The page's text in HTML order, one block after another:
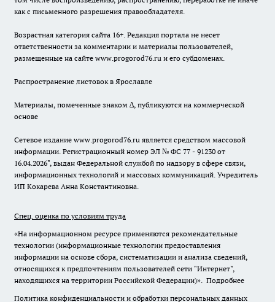
как с письменного разрешения правообладателя.
Возрастная категория сайта 16+. Редакция портала не несет
ответственности за комментарии и материалы пользователей,
размещенные на сайте www.progorod76.ru и его субдоменах.
Распространение листовок в Ярославле
Материалы, помеченные знаком ∆, публикуются на коммерческой
основе
Сетевое издание www.progorod76.ru является средством массовой
информации. Регистрационный номер ЭЛ № ФС 77 - 91230 от
16.04.2026", выдан Федеральной службой по надзору в сфере связи,
информационных технологий и массовых коммуникаций. Учредитель
ИП Кокарева Анна Константиновна.
Спец. оценка по условиям труда
«На информационном ресурсе применяются рекомендательные
технологии (информационные технологии предоставления
информации на основе сбора, систематизации и анализа сведений,
относящихся к предпочтениям пользователей сети "Интернет",
находящихся на территории Российской Федерации)». Подробнее
Политика конфиденциальности и обработки персональных данных